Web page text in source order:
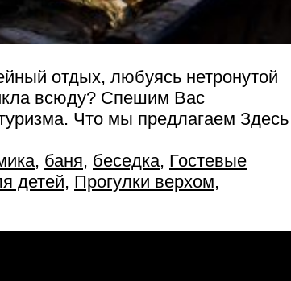
отдых, любуясь нетронутой
всюду? Спешим Вас
Что мы предлагаем Здесь
, баня, беседка, Гостевые
детей, Прогулки верхом,